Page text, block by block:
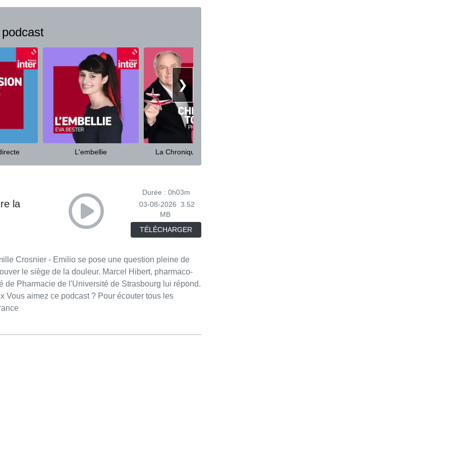
L'embellie La Chronique tourisme
❯
la
Durée : 0h03m
03-08-2026
3.52
MB
TÉLÉCHARGER
le siège de la douleur. Marcel Hibert, pharmaco-
de Pharmacie de l'Université de Strasbourg lui répond.